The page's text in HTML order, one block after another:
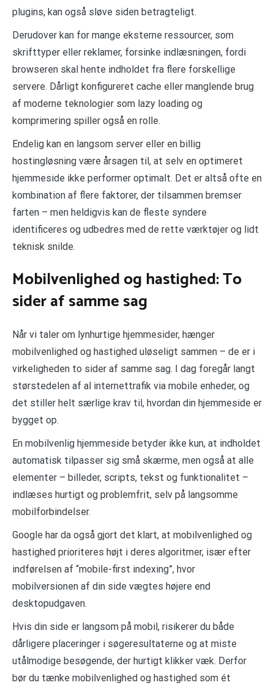
plugins, kan også sløve siden betragteligt.
Derudover kan for mange eksterne ressourcer, som
skrifttyper eller reklamer, forsinke indlæsningen, fordi
browseren skal hente indholdet fra flere forskellige
servere. Dårligt konfigureret cache eller manglende brug
af moderne teknologier som lazy loading og
komprimering spiller også en rolle.
Endelig kan en langsom server eller en billig
hostingløsning være årsagen til, at selv en optimeret
hjemmeside ikke performer optimalt. Det er altså ofte en
kombination af flere faktorer, der tilsammen bremser
farten – men heldigvis kan de fleste syndere
identificeres og udbedres med de rette værktøjer og lidt
teknisk snilde.
Mobilvenlighed og hastighed: To
sider af samme sag
Når vi taler om lynhurtige hjemmesider, hænger
mobilvenlighed og hastighed uløseligt sammen – de er i
virkeligheden to sider af samme sag. I dag foregår langt
størstedelen af al internettrafik via mobile enheder, og
det stiller helt særlige krav til, hvordan din hjemmeside er
bygget op.
En mobilvenlig hjemmeside betyder ikke kun, at indholdet
automatisk tilpasser sig små skærme, men også at alle
elementer – billeder, scripts, tekst og funktionalitet –
indlæses hurtigt og problemfrit, selv på langsomme
mobilforbindelser.
Google har da også gjort det klart, at mobilvenlighed og
hastighed prioriteres højt i deres algoritmer, især efter
indførelsen af “mobile-first indexing”, hvor
mobilversionen af din side vægtes højere end
desktopudgaven.
Hvis din side er langsom på mobil, risikerer du både
dårligere placeringer i søgeresultaterne og at miste
utålmodige besøgende, der hurtigt klikker væk. Derfor
bør du tænke mobilvenlighed og hastighed som ét